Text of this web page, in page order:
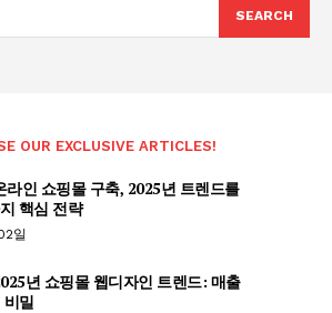
SEARCH
OUR EXCLUSIVE ARTICLES!
라인 쇼핑몰 구축, 2025년 트렌드를
핵심 전략
일
년 쇼핑몰 웹디자인 트렌드: 매출
밀